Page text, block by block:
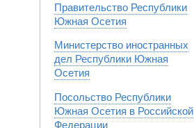
Правительство Республики
Южная Осетия
Министерство иностранных
дел Республики Южная
Осетия
Посольство Республики
Южная Осетия в Российской
Федерации